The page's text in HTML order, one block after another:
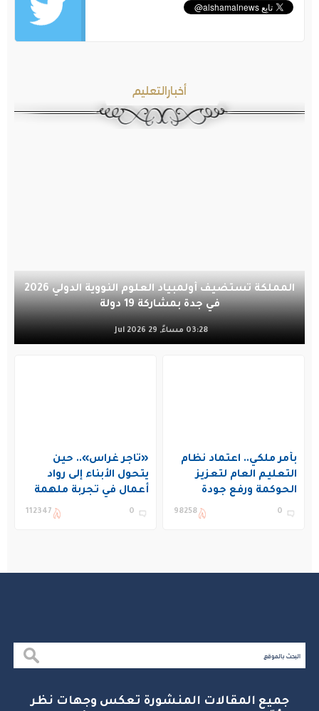
أخبارالتعليم
المملكة تستضيف أولمبياد العلوم النووية الدولي 2026
في جدة بمشاركة 19 دولة
03:28 مساءً, 29 Jul 2026
بأمر ملكي.. اعتماد نظام
التعليم العام لتعزيز
الحوكمة ورفع جودة
التعليم في المملكة
0
98258
«تاجر غراس».. حين
يتحول الأبناء إلى رواد
أعمال في تجربة ملهمة
بنادي غراس الصيفي
0
112347
جميع المقالات المنشورة تعكس وجهات نظر